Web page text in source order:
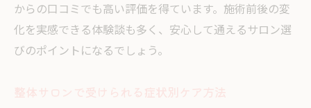
からの口コミでも高い評価を得ています。施術前後の変
化を実感できる体験談も多く、安心して通えるサロン選
びのポイントになるでしょう。